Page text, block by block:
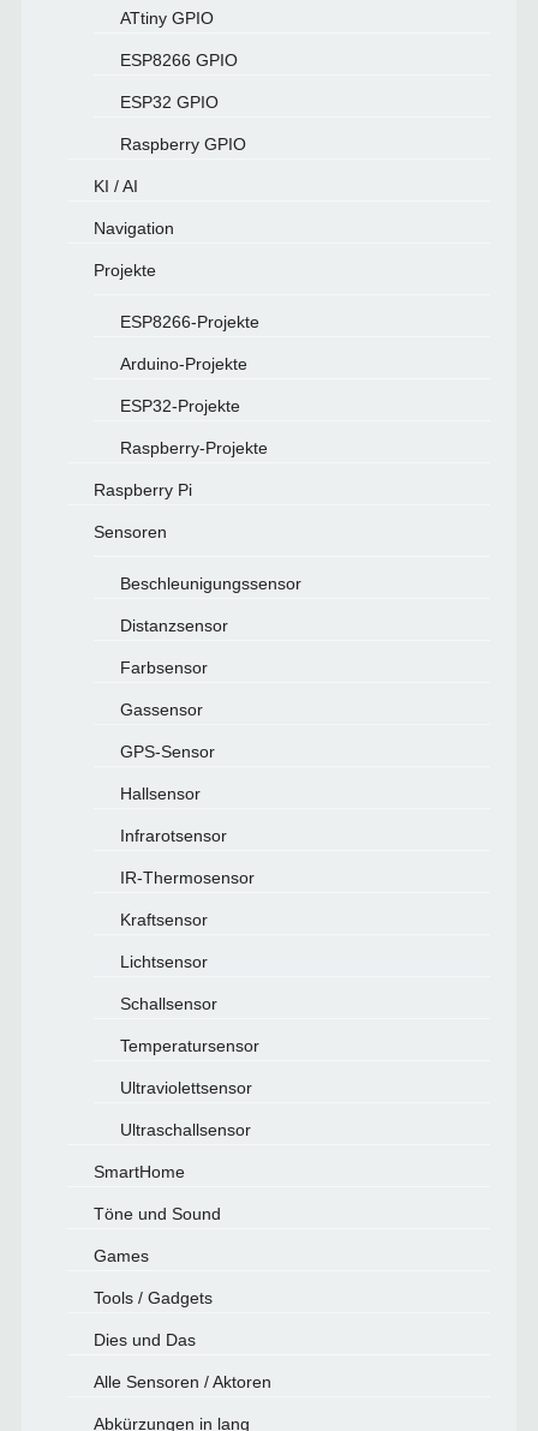
ATtiny GPIO
ESP8266 GPIO
ESP32 GPIO
Raspberry GPIO
KI / AI
Navigation
Projekte
ESP8266-Projekte
Arduino-Projekte
ESP32-Projekte
Raspberry-Projekte
Raspberry Pi
Sensoren
Beschleunigungssensor
Distanzsensor
Farbsensor
Gassensor
GPS-Sensor
Hallsensor
Infrarotsensor
IR-Thermosensor
Kraftsensor
Lichtsensor
Schallsensor
Temperatursensor
Ultraviolettsensor
Ultraschallsensor
SmartHome
Töne und Sound
Games
Tools / Gadgets
Dies und Das
Alle Sensoren / Aktoren
Abkürzungen in lang